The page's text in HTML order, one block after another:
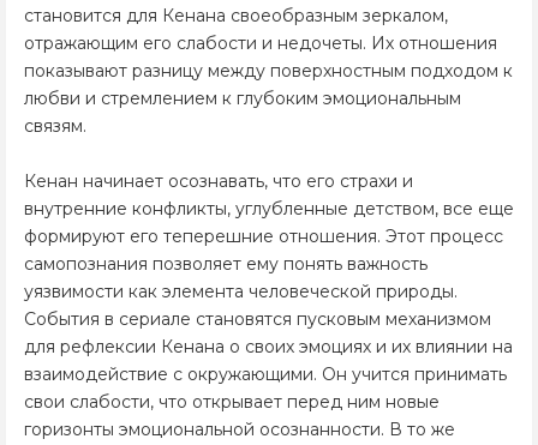
становится для Кенана своеобразным зеркалом,
отражающим его слабости и недочеты. Их отношения
показывают разницу между поверхностным подходом к
любви и стремлением к глубоким эмоциональным
связям.
Кенан начинает осознавать, что его страхи и
внутренние конфликты, углубленные детством, все еще
формируют его теперешние отношения. Этот процесс
самопознания позволяет ему понять важность
уязвимости как элемента человеческой природы.
События в сериале становятся пусковым механизмом
для рефлексии Кенана о своих эмоциях и их влиянии на
взаимодействие с окружающими. Он учится принимать
свои слабости, что открывает перед ним новые
горизонты эмоциональной осознанности. В то же